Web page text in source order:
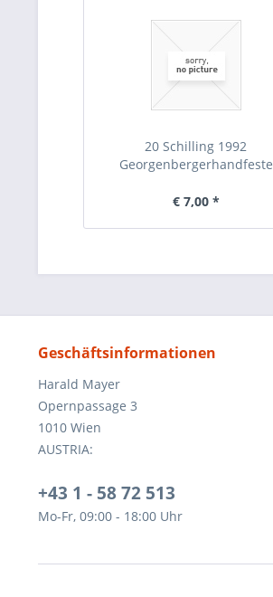
20 Schilling 1992
Georgenbergerhandfeste
€ 7,00 *
Geschäftsinformationen
Harald Mayer
Opernpassage 3
1010 Wien
AUSTRIA:
+43 1 - 58 72 513
Mo-Fr, 09:00 - 18:00 Uhr